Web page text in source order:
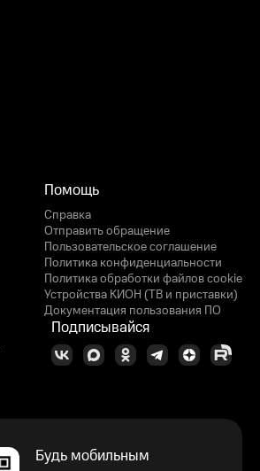
Помощь
Справка
Отправить обращение
Пользовательское соглашение
Политика конфиденциальности
Политика обработки файлов cookie
Устройства КИОН (ТВ и приставки)
Документация пользования ПО
Подписывайся
Будь мобильным